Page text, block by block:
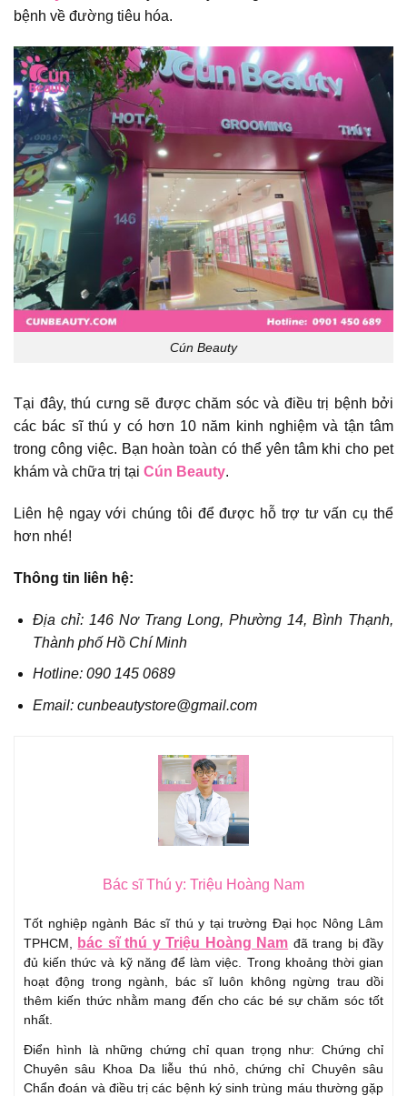
bệnh về đường tiêu hóa.
Cún Beauty
Tại đây, thú cưng sẽ được chăm sóc và điều trị bệnh bởi
các bác sĩ thú y có hơn 10 năm kinh nghiệm và tận tâm
trong công việc. Bạn hoàn toàn có thể yên tâm khi cho pet
khám và chữa trị tại Cún Beauty.
Liên hệ ngay với chúng tôi để được hỗ trợ tư vấn cụ thể
hơn nhé!
Thông tin liên hệ:
Địa chỉ: 146 Nơ Trang Long, Phường 14, Bình Thạnh,
Thành phố Hồ Chí Minh
Hotline: 090 145 0689
Email: cunbeautystore@gmail.com
Bác sĩ Thú y: Triệu Hoàng Nam
Tốt nghiệp ngành Bác sĩ thú y tại trường Đại học Nông Lâm
TPHCM,
bác sĩ thú y Triệu Hoàng Nam đã trang bị đầy
đủ kiến thức và kỹ năng để làm việc. Trong khoảng thời gian
hoạt động trong ngành, bác sĩ luôn không ngừng trau dồi
thêm kiến thức nhằm mang đến cho các bé sự chăm sóc tốt
nhất.
Điển hình là những chứng chỉ quan trọng như: Chứng chỉ
Chuyên sâu Khoa Da liễu thú nhỏ, chứng chỉ Chuyên sâu
Chẩn đoán và điều trị các bệnh ký sinh trùng máu thường gặp